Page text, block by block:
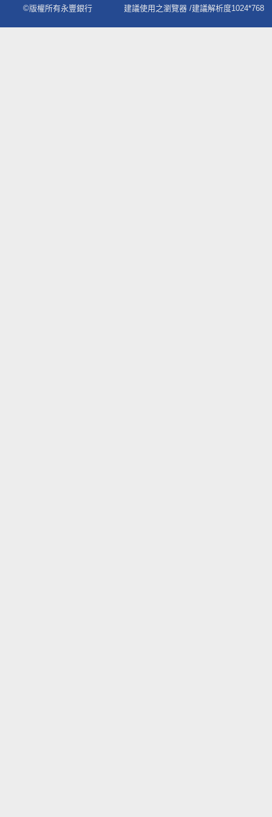
©版權所有永豐銀行 建議使用之瀏覽器 /建議解析度1024*768